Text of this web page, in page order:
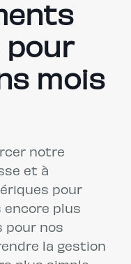
pour
mois
notre
et à
pour
encore plus
pour nos
la gestion